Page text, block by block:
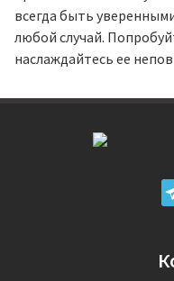
всегда быть
любой случай.
наслаждайтесь ее